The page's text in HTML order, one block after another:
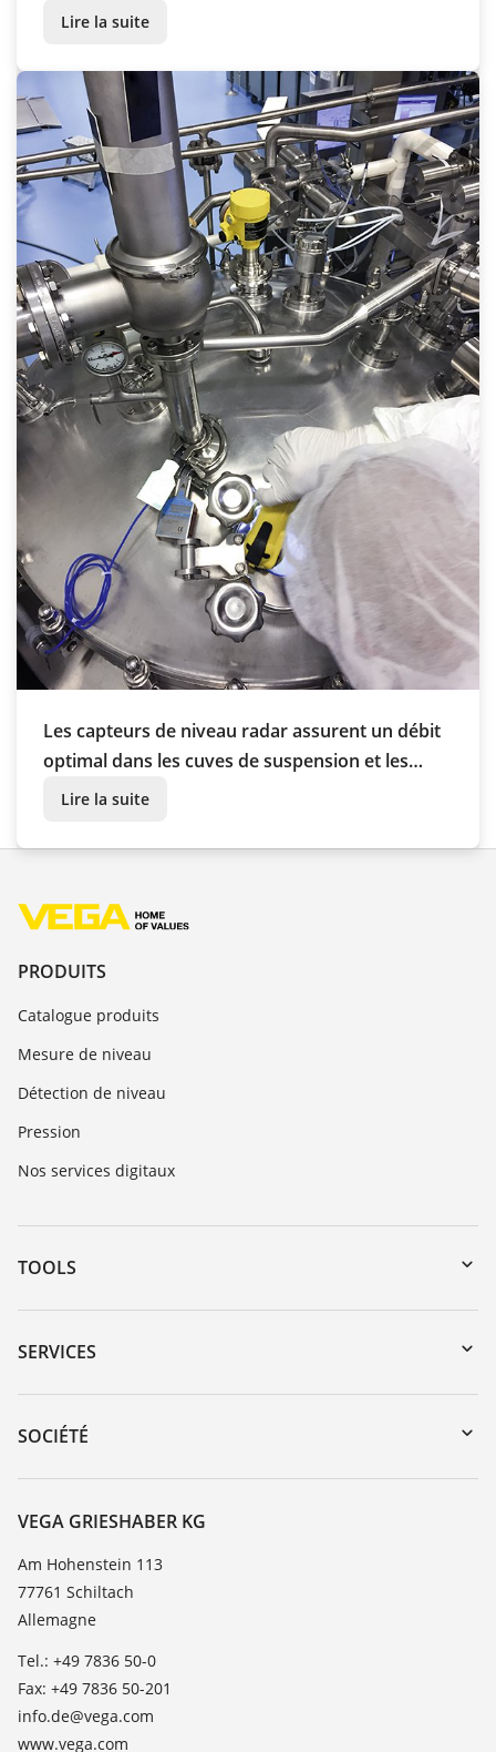
exigences de l'industrie pharmaceutique
Lire la suite
Les capteurs de niveau radar assurent un débit
optimal dans les cuves de suspension et les
cuves UF
Lire la suite
PRODUITS
Catalogue produits
Mesure de niveau
Détection de niveau
Pression
Nos services digitaux
TOOLS
Téléchargements
Recherche par numéro de série
DTM Collection/PACTware
SERVICES
Retour d'appareil
Formations
Liste de compatibilité chimique
TeamViewer
SOCIÉTÉ
À propos de VEGA
Contact
News
Presse
Blog
VEGA GRIESHABER KG
Am Hohenstein 113
77761 Schiltach
Allemagne
Tel.: +49 7836 50-0
Fax: +49 7836 50-201
info.de@vega.com
www.vega.com